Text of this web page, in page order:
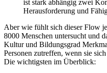
ist stark abhängig zwei
Herausforderung und
Aber wie fühlt sich dieser Flow
8000 Menschen untersucht und
Kultur und Bildungsgrad
Personen zutreffen, wenn sie
Die wichtigsten im Überblick: